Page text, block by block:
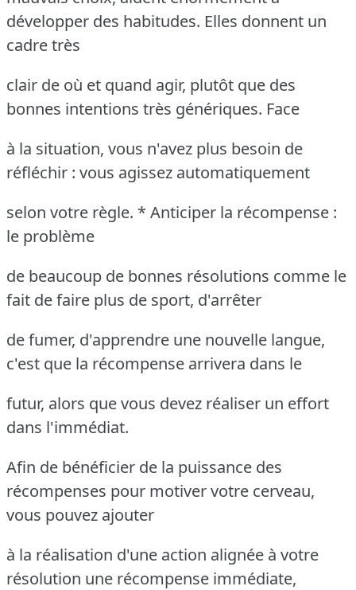
développer des habitudes. Elles donnent un
cadre très
clair de où et quand agir, plutôt que des
bonnes intentions très génériques. Face
à la situation, vous n'avez plus besoin de
réfléchir : vous agissez automatiquement
selon votre règle. * Anticiper la récompense :
le problème
de beaucoup de bonnes résolutions comme le
fait de faire plus de sport, d'arrêter
de fumer, d'apprendre une nouvelle langue,
c'est que la récompense arrivera dans le
futur, alors que vous devez réaliser un effort
dans l'immédiat.
Afin de bénéficier de la puissance des
récompenses pour motiver votre cerveau,
vous pouvez ajouter
à la réalisation d'une action alignée à votre
résolution une récompense immédiate,